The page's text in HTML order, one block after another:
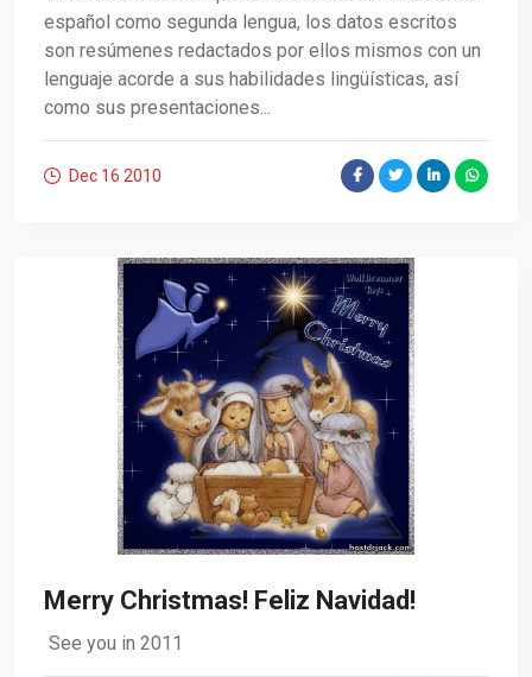
español como segunda lengua, los datos escritos
son resúmenes redactados por ellos mismos con un
lenguaje acorde a sus habilidades lingüísticas, así
como sus presentaciones...
Dec 16 2010
Merry Christmas! Feliz Navidad!
See you in 2011